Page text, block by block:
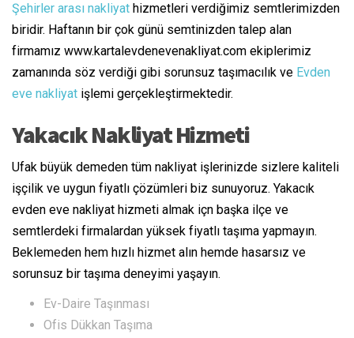
Şehirler arası nakliyat hizmetleri verdiğimiz semtlerimizden
biridir. Haftanın bir çok günü semtinizden talep alan
firmamız www.kartalevdenevenakliyat.com ekiplerimiz
zamanında söz verdiği gibi sorunsuz taşımacılık ve Evden
eve nakliyat işlemi gerçekleştirmektedir.
Yakacık Nakliyat Hizmeti
Ufak büyük demeden tüm nakliyat işlerinizde sizlere kaliteli
işçilik ve uygun fiyatlı çözümleri biz sunuyoruz. Yakacık
evden eve nakliyat hizmeti almak içn başka ilçe ve
semtlerdeki firmalardan yüksek fiyatlı taşıma yapmayın.
Beklemeden hem hızlı hizmet alın hemde hasarsız ve
sorunsuz bir taşıma deneyimi yaşayın.
Ev-Daire Taşınması
Ofis Dükkan Taşıma